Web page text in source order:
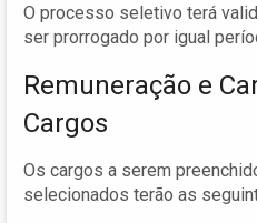
O processo seletivo terá
ser prorrogado por igual
Remuneração e
Cargos
Os cargos a serem
selecionados terão as